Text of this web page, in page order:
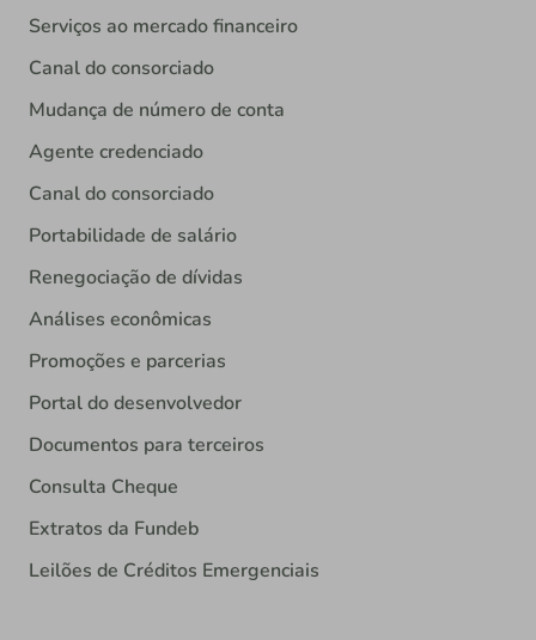
Serviços ao mercado financeiro
Canal do consorciado
Mudança de número de conta
Agente credenciado
Canal do consorciado
Portabilidade de salário
Renegociação de dívidas
Análises econômicas
Promoções e parcerias
Portal do desenvolvedor
Documentos para terceiros
Consulta Cheque
Extratos da Fundeb
Leilões de Créditos Emergenciais